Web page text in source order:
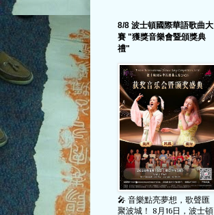
8/8 波士頓國際華語歌曲大
賽 "獲獎音樂會暨頒獎典
禮"
🎤 音樂點亮夢想，歌聲匯
聚波城！ 8月16日，波士頓